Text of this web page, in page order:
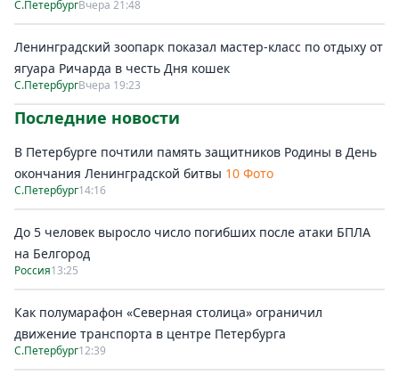
С.ПетербургВчера 21:48
Ленинградский зоопарк показал мастер-класс по отдыху от
ягуара Ричарда в честь Дня кошек
С.ПетербургВчера 19:23
Последние новости
В Петербурге почтили память защитников Родины в День
окончания Ленинградской битвы 10 Фото
С.Петербург14:16
До 5 человек выросло число погибших после атаки БПЛА
на Белгород
Россия13:25
Как полумарафон «Северная столица» ограничил
движение транспорта в центре Петербурга
С.Петербург12:39